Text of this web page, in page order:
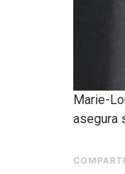
Marie-
asegura